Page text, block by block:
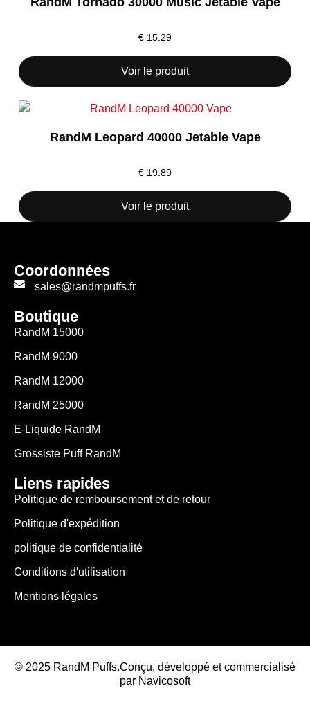
€ 15.29
Voir le produit
RandM Leopard 40000 Jetable Vape
€ 19.89
Voir le produit
Coordonnées
sales@randmpuffs.fr
Boutique
RandM 15000
RandM 9000
RandM 12000
RandM 25000
E-Liquide RandM
Grossiste Puff RandM
Liens rapides
Politique de remboursement et de retour
Politique d'expédition
politique de confidentialité
Conditions d'utilisation
Mentions légales
© 2025 RandM Puffs.Conçu, développé et commercialisé
par Navicosoft